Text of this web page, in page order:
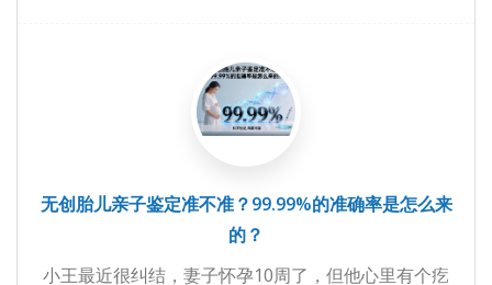
无创胎儿亲子鉴定准不准？99.99%的准确率是怎么来
的？
小王最近很纠结，妻子怀孕10周了，但他心里有个疙